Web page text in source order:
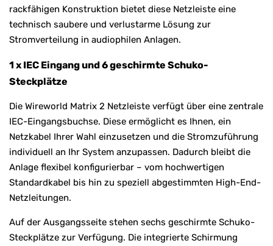
rackfähigen Konstruktion bietet diese Netzleiste eine
technisch saubere und verlustarme Lösung zur
Stromverteilung in audiophilen Anlagen.
1 x IEC Eingang und 6 geschirmte Schuko-
Steckplätze
Die Wireworld Matrix 2 Netzleiste verfügt über eine zentrale
IEC-Eingangsbuchse. Diese ermöglicht es Ihnen, ein
Netzkabel Ihrer Wahl einzusetzen und die Stromzuführung
individuell an Ihr System anzupassen. Dadurch bleibt die
Anlage flexibel konfigurierbar – vom hochwertigen
Standardkabel bis hin zu speziell abgestimmten High-End-
Netzleitungen.
Auf der Ausgangsseite stehen sechs geschirmte Schuko-
Steckplätze zur Verfügung. Die integrierte Schirmung